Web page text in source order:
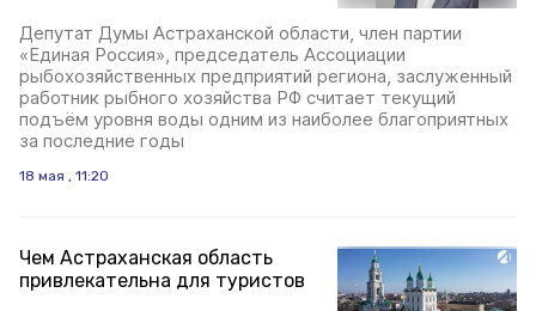
Депутат Думы Астраханской области, член партии
«Единая Россия», председатель Ассоциации
рыбохозяйственных предприятий региона, заслуженный
работник рыбного хозяйства РФ считает текущий
подъём уровня воды одним из наиболее благоприятных
за последние годы
18 мая , 11:20
Чем Астраханская область
привлекательна для туристов